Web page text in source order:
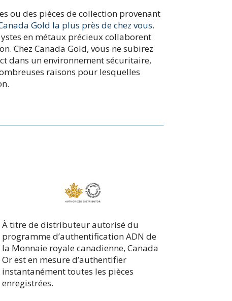
ou des pièces de collection provenant
Gold la plus près de chez vous.
en métaux précieux collaborent
Chez Canada Gold, vous ne subirez
dans un environnement sécuritaire,
raisons pour lesquelles
À titre de distributeur autorisé du
programme d’authentification ADN de
la Monnaie royale canadienne, Canada
Or est en mesure d’authentifier
instantanément toutes les pièces
enregistrées.